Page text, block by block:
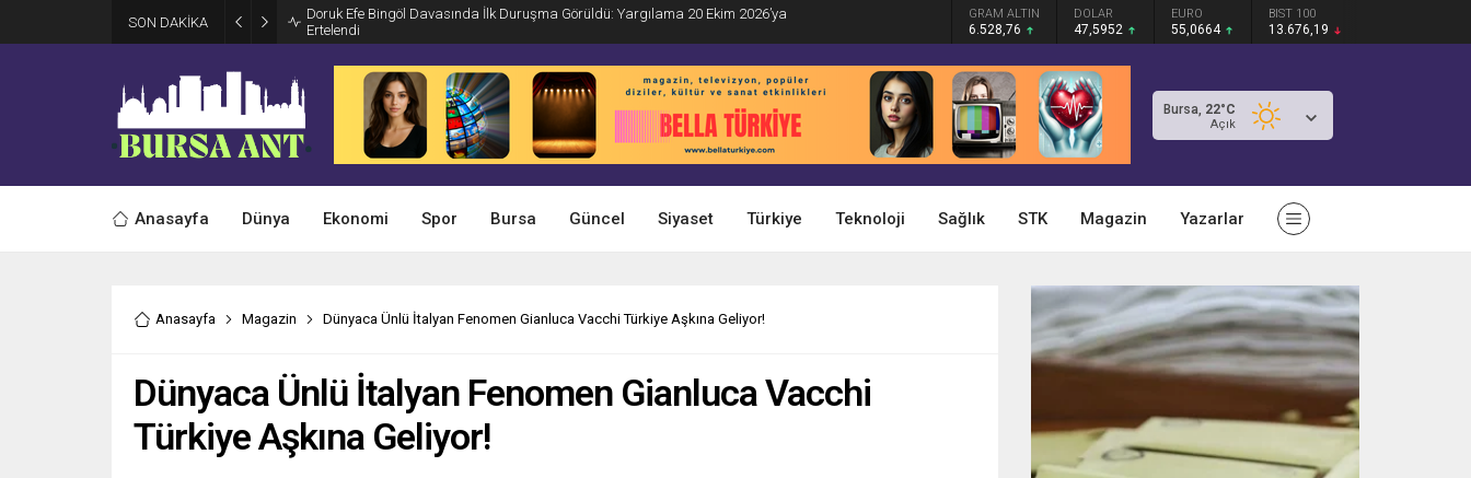
SON DAKİKA
Doruk Efe Bingöl Davasında İlk Duruşma Görüldü: Yargılama 20 Ekim 2026’ya
Ertelendi
GRAM ALTIN
6.528,76
DOLAR
47,5952
EURO
55,0664
BIST 100
13.676,19
Bursa, 22°C
Açık
Anasayfa Dünya Ekonomi Spor Bursa Güncel Siyaset Türkiye Teknoloji Sağlık STK Magazin Yazarlar
Anasayfa Magazin Dünyaca Ünlü İtalyan Fenomen Gianluca Vacchi Türkiye Aşkına Geliyor!
Dünyaca Ünlü İtalyan Fenomen Gianluca Vacchi
Türkiye Aşkına Geliyor!